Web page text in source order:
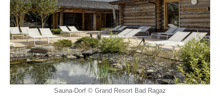
Sauna-Dorf © Grand Resort Bad Ragaz